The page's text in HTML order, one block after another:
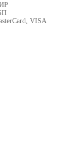
VISA